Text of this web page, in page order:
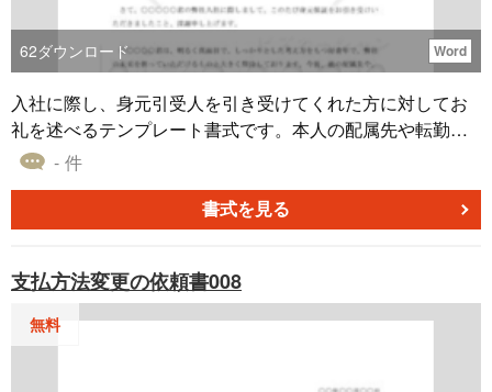
62ダウンロード Word
入社に際し、身元引受人を引き受けてくれた方に対してお
礼を述べるテンプレート書式です。本人の配属先や転勤、
職務に変更があればその都度連絡を行うという旨も伝えて
- 件
書式を見る
支払方法変更の依頼書008
無料